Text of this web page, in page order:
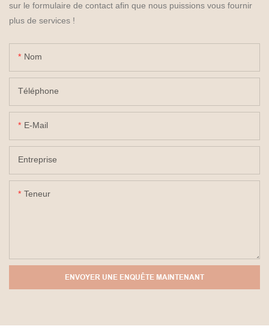
sur le formulaire de contact afin que nous puissions vous fournir
plus de services !
Nom
Téléphone
E-Mail
Entreprise
Teneur
ENVOYER UNE ENQUÊTE MAINTENANT